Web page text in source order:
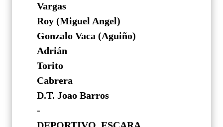
Vargas
Roy (Miguel Angel)
Gonzalo Vaca (Aguiño)
Adrián
Torito
Cabrera
D.T. Joao Barros
-